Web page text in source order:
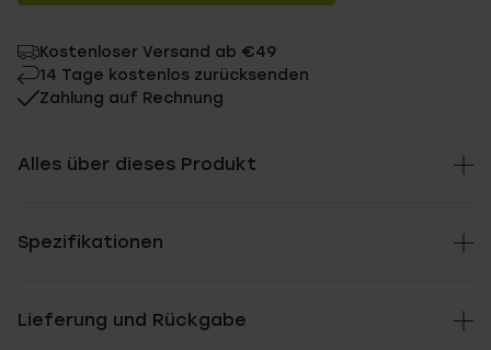
Kostenloser Versand ab €49
14 Tage kostenlos zurücksenden
Zahlung auf Rechnung
Alles über dieses Produkt
Spezifikationen
Lieferung und Rückgabe